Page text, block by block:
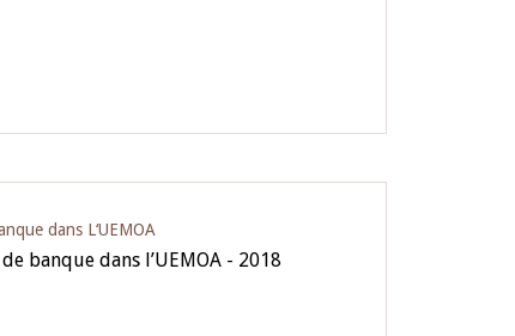
dans L‘UEMOA
banque dans l’UEMOA - 2018